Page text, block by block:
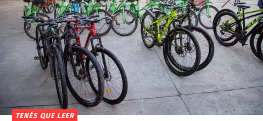
TENÉS QUE LEER